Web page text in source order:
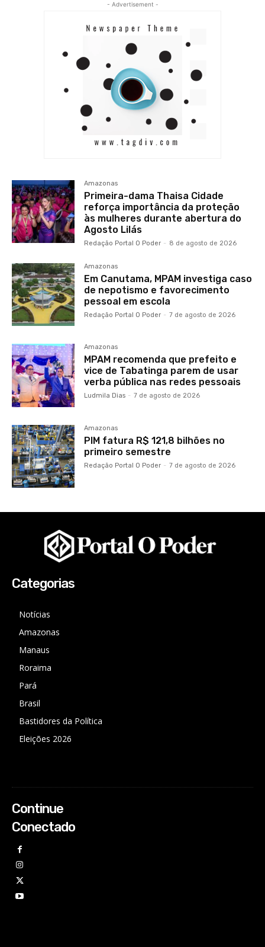
- Advertisement -
Amazonas
Primeira-dama Thaisa Cidade
reforça importância da proteção
às mulheres durante abertura do
Agosto Lilás
Redação Portal O Poder - 8 de agosto de 2026
Amazonas
Em Canutama, MPAM investiga caso
de nepotismo e favorecimento
pessoal em escola
Redação Portal O Poder - 7 de agosto de 2026
Amazonas
MPAM recomenda que prefeito e
vice de Tabatinga parem de usar
verba pública nas redes pessoais
Ludmila Dias - 7 de agosto de 2026
Amazonas
PIM fatura R$ 121,8 bilhões no
primeiro semestre
Redação Portal O Poder - 7 de agosto de 2026
Categorias
Notícias
Amazonas
Manaus
Roraima
Pará
Brasil
Bastidores da Política
Eleições 2026
Continue
Conectado